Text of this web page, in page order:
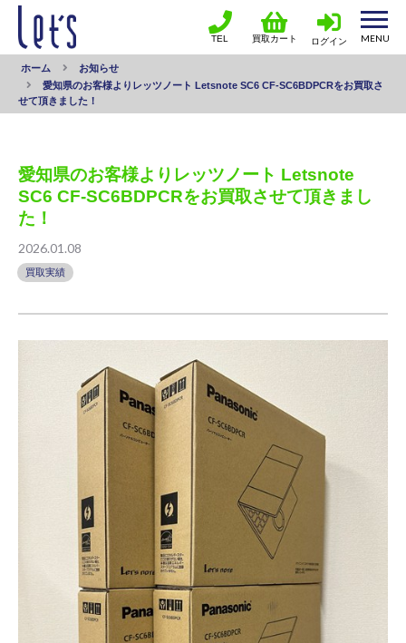
TEL 買取カート ログイン
ホーム
お知らせ
愛知県のお客様よりレッツノート Letsnote SC6 CF-SC6BDPCRをお買取さ
せて頂きました！
愛知県のお客様よりレッツノート Letsnote
SC6 CF-SC6BDPCRをお買取させて頂きまし
た！
2026.01.08
買取実績